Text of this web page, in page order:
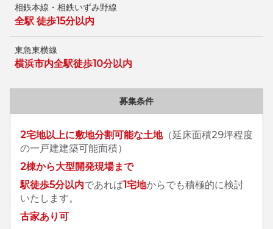
相鉄本線・相鉄いずみ野線
全駅 徒歩15分以内
東急東横線
横浜市内全駅徒歩10分以内
募集条件
2宅地以上に敷地分割可能な土地（延床面積29坪程度
の一戸建建築可能面積）
2棟から大型開発現場まで
駅徒歩5分以内であれば1宅地からでも積極的に検討
いたします。
古家あり可